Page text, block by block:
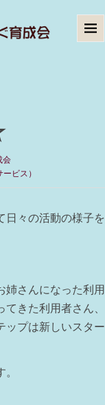
会
ビス）
日々の活動の様子を
姉さんになった利用
きた利用者さん、
ップは新しいスター